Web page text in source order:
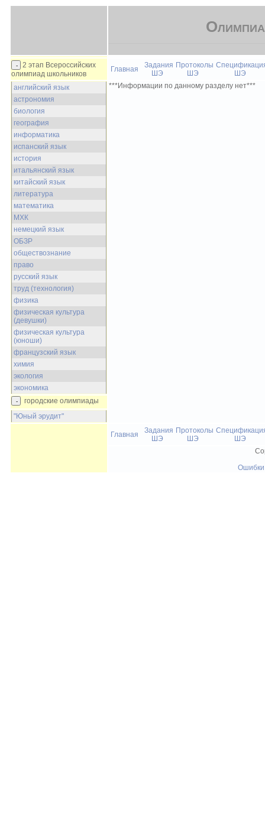
2 этап Всероссийских
олимпиад школьников
Главная
Задания
ШЭ
Протоколы
ШЭ
ШЭ
английский язык
астрономия
биология
география
информатика
испанский язык
история
итальянский язык
китайский язык
литература
математика
МХК
немецкий язык
ОБЗР
обществознание
право
русский язык
труд (технология)
физика
физическая культура
(девушки)
физическая культура
(юноши)
французский язык
химия
экология
экономика
***Информации по данному разделу нет***
городские олимпиады
"Юный эрудит"
Главная
Задания
ШЭ
Протоколы
ШЭ
ШЭ
Ошибки